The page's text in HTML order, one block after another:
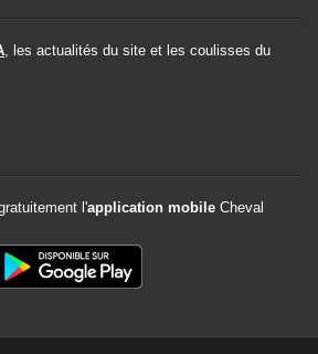
, les actualités du site et les coulisses du
l'application mobile Cheval